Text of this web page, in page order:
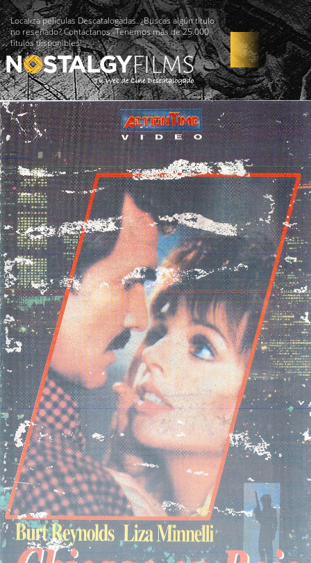
Localiza películas Descatalogadas. ¿Buscas algún título
no reseñado? Contáctanos -Tenemos más de 25.000
títulos disponibles!